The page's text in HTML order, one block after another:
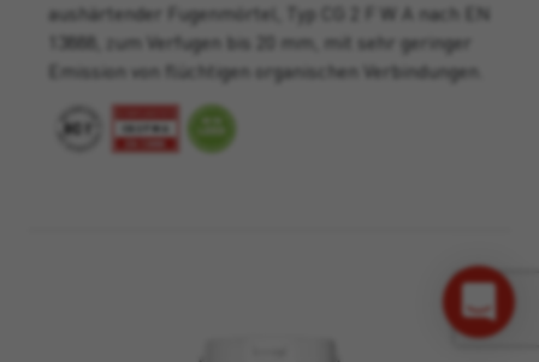
aushärtender Fugenmörtel, Typ CG 2 F W A nach EN
13888, zum Verfugen bis 20 mm, mit sehr geringer
Emission von flüchtigen organischen Verbindungen.